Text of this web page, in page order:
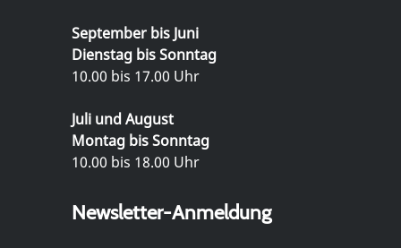
September bis Juni
Dienstag bis Sonntag
10.00 bis 17.00 Uhr
Juli und August
Montag bis Sonntag
10.00 bis 18.00 Uhr
Newsletter-Anmeldung